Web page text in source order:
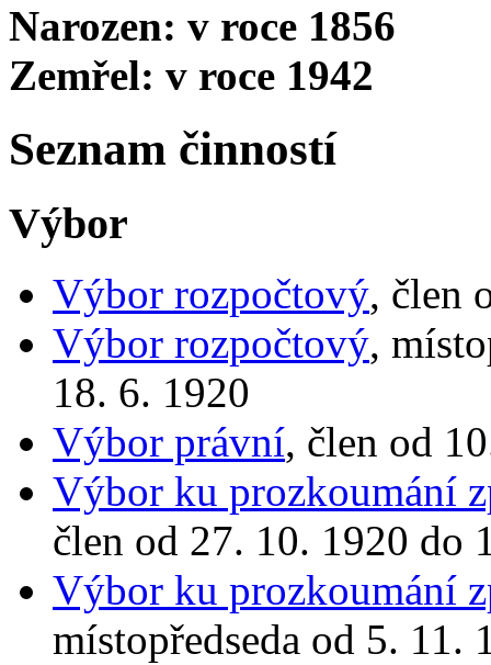
Narozen: v roce 1856
Zemřel: v roce 1942
Seznam činností
Výbor
Výbor rozpočtový, člen
Výbor rozpočtový,
18. 6. 1920
Výbor právní, člen od
Výbor ku prozkoumání
člen od 27. 10. 1920 do
Výbor ku prozkoumání
místopředseda od 5. 11.